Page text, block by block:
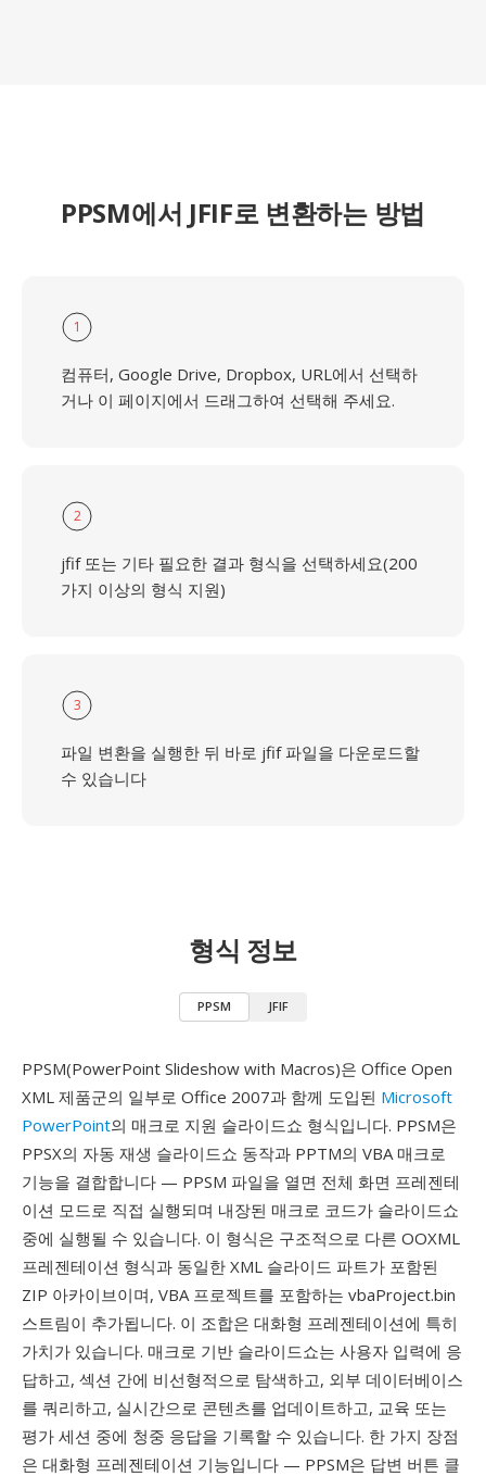
PPSM에서 JFIF로 변환하는 방법
1
컴퓨터, Google Drive, Dropbox, URL에서 선택하
거나 이 페이지에서 드래그하여 선택해 주세요.
2
jfif 또는 기타 필요한 결과 형식을 선택하세요(200
가지 이상의 형식 지원)
3
파일 변환을 실행한 뒤 바로 jfif 파일을 다운로드할
수 있습니다
형식 정보
PPSM JFIF
PPSM(PowerPoint Slideshow with Macros)은 Office Open
XML 제품군의 일부로 Office 2007과 함께 도입된 Microsoft
PowerPoint의 매크로 지원 슬라이드쇼 형식입니다. PPSM은
PPSX의 자동 재생 슬라이드쇼 동작과 PPTM의 VBA 매크로
기능을 결합합니다 — PPSM 파일을 열면 전체 화면 프레젠테
이션 모드로 직접 실행되며 내장된 매크로 코드가 슬라이드쇼
중에 실행될 수 있습니다. 이 형식은 구조적으로 다른 OOXML
프레젠테이션 형식과 동일한 XML 슬라이드 파트가 포함된
ZIP 아카이브이며, VBA 프로젝트를 포함하는 vbaProject.bin
스트림이 추가됩니다. 이 조합은 대화형 프레젠테이션에 특히
가치가 있습니다. 매크로 기반 슬라이드쇼는 사용자 입력에 응
답하고, 섹션 간에 비선형적으로 탐색하고, 외부 데이터베이스
를 쿼리하고, 실시간으로 콘텐츠를 업데이트하고, 교육 또는
평가 세션 중에 청중 응답을 기록할 수 있습니다. 한 가지 장점
은 대화형 프레젠테이션 기능입니다 — PPSM은 답변 버튼 클